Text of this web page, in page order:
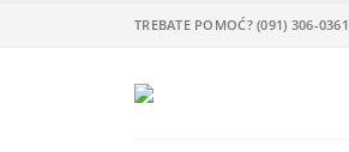
TREBATE POMOĆ? (091) 306-0361